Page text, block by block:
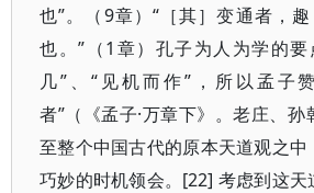
也”。（9章）“［其］变通者，趣
也。”（1章）孔子为人为学的
几”、“见机而作”，所以孟子
者”（《孟子·万章下》。老庄、
至整个中国古代的原本天道观之中
巧妙的时机领会。[22] 考虑到这天